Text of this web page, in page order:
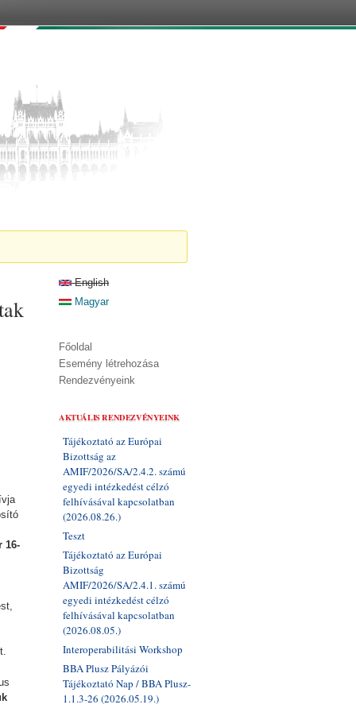
16-
English
Magyar
Főoldal
Esemény létrehozása
Rendezvényeink
AKTUÁLIS RENDEZVÉNYEINK
Tájékoztató az Európai
Bizottság az
AMIF/2026/SA/2.4.2. számú
egyedi intézkedést célzó
felhívásával kapcsolatban
(2026.08.26.)
Teszt
Tájékoztató az Európai
Bizottság
AMIF/2026/SA/2.4.1. számú
egyedi intézkedést célzó
felhívásával kapcsolatban
(2026.08.05.)
Interoperabilitási Workshop
BBA Plusz Pályázói
Tájékoztató Nap / BBA Plusz-
1.1.3-26 (2026.05.19.)